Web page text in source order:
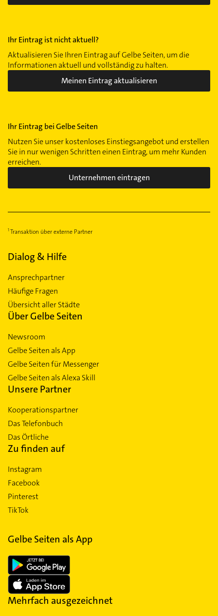
Ihr Eintrag ist nicht aktuell?
Aktualisieren Sie Ihren Eintrag auf Gelbe Seiten, um die
Informationen aktuell und vollständig zu halten.
Meinen Eintrag aktualisieren
Ihr Eintrag bei Gelbe Seiten
Nutzen Sie unser kostenloses Einstiegsangebot und erstellen
Sie in nur wenigen Schritten einen Eintrag, um mehr Kunden
erreichen.
Unternehmen eintragen
Transaktion über externe Partner
Dialog & Hilfe
Ansprechpartner
Häufige Fragen
Übersicht aller Städte
Über Gelbe Seiten
Newsroom
Gelbe Seiten als App
Gelbe Seiten für Messenger
Gelbe Seiten als Alexa Skill
Unsere Partner
Kooperationspartner
Das Telefonbuch
Das Örtliche
Zu finden auf
Instagram
Facebook
Pinterest
TikTok
Gelbe Seiten als App
Mehrfach ausgezeichnet